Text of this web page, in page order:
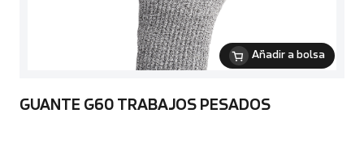
Añadir a bolsa
GUANTE G60 TRABAJOS PESADOS